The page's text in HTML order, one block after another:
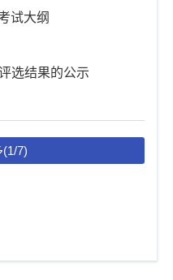
试大纲
选结果的公示
7)